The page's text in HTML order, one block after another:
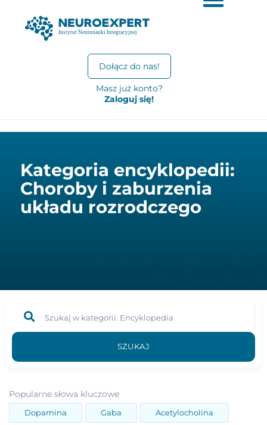
Dołącz do nas!
Masz już konto?
Zaloguj się!
Kategoria encyklopedii:
Choroby i zaburzenia
układu rozrodczego
SZUKAJ
Popularne słowa kluczowe
Dopamina Gaba Acetylocholina